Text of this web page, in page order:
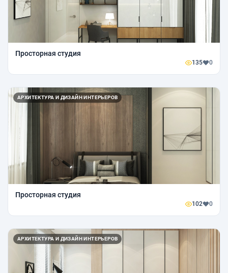
Просторная студия
135 0
АРХИТЕКТУРА И ДИЗАЙН ИНТЕРЬЕРОВ
Просторная студия
102 0
АРХИТЕКТУРА И ДИЗАЙН ИНТЕРЬЕРОВ